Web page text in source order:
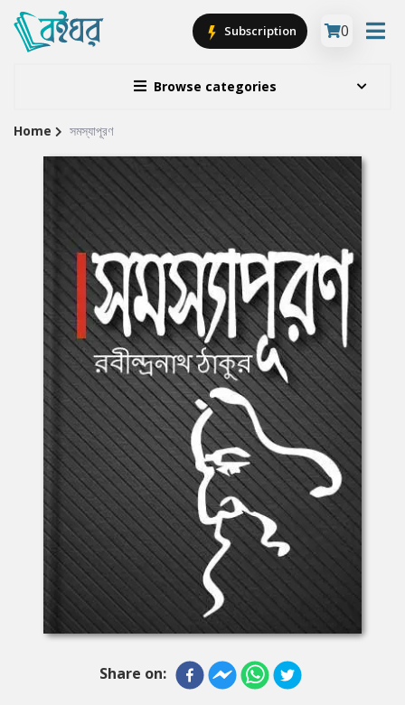
Browse categories
Subscription 0
Site
Breadcrumb
Home সমস্যাপূরণ
Share on: